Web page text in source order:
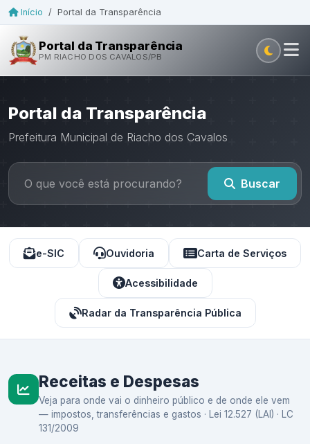
Início / Portal da Transparência
Portal da Transparência
PM RIACHO DOS CAVALOS/PB
Portal da Transparência
Prefeitura Municipal de Riacho dos Cavalos
Buscar
e-SIC Ouvidoria Carta de Serviços
Acessibilidade
Radar da Transparência Pública
Receitas e Despesas
Veja para onde vai o dinheiro público e de onde ele vem
— impostos, transferências e gastos · Lei 12.527 (LAI) · LC
131/2009